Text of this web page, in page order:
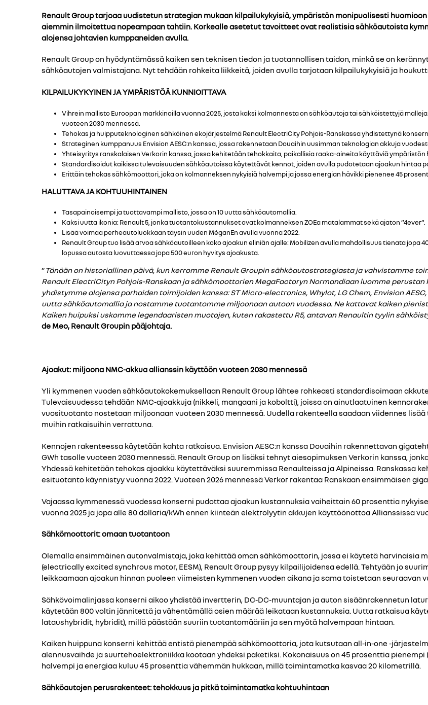
Renault Group tarjoaa uudistetun strategian mukaan kilpailukykyisiä, ympäristön monipuolisesti
aiemmin ilmoitettua nopeampaan tahtiin. Korkealle asetetut tavoitteet ovat realistisia sähköautoista
alojensa johtavien kumppaneiden avulla.
Renault Group on hyödyntämässä kaiken sen teknisen tiedon ja tuotannollisen taidon, minkä se on
sähköautojen valmistajana. Nyt tehdään rohkeita liikkeitä, joiden avulla tarjotaan kilpailukykyisiä ja
KILPAILUKYKYINEN JA YMPÄRISTÖÄ KUNNIOITTAVA
Vihrein mallisto Euroopan markkinoilla vuonna 2025, josta kaksi kolmannesta on sähköautoja tai sähköistettyjä
vuoteen 2030 mennessä.
Tehokas ja huipputeknologinen sähköinen ekojärjestelmä Renault ElectriCity Pohjois-Ranskassa yhdistettynä
Strateginen kumppanuus Envision AESC:n kanssa, jossa rakennetaan Douaihin uusimman teknologian akkuja
Yhteisyritys ranskalaisen Verkorin kanssa, jossa kehitetään tehokkaita, paikallisia raaka-aineita käyttäviä ympäristön
Standardisoidut kaikissa tulevaisuuden sähköautoissa käytettävät kennot, joiden avulla pudotetaan ajoakun hintaa
Erittäin tehokas sähkömoottori, joka on kolmanneksen nykyisiä halvempi ja jossa energian hävikki pienenee 45
HALUTTAVA JA KOHTUUHINTAINEN
Tasapainoisempi ja tuottavampi mallisto, jossa on 10 uutta sähköautomallia.
Kaksi uutta ikonia: Renault 5, jonka tuotantokustannukset ovat kolmanneksen ZOEa matalammat sekä ajaton ”4ever”.
Lisää voimaa perheautoluokkaan täysin uuden MéganEn avulla vuonna 2022.
Renault Group tuo lisää arvoa sähköautoilleen koko ajoakun eliniän ajalle: Mobilizen avulla mahdollisuus tienata jopa
lopussa autosta luovuttaessa jopa 500 euron hyvitys ajoakusta.
”Tänään on historiallinen päivä, kun kerromme Renault Groupin sähköautostrategiasta ja vahvistamme
Renault ElectriCityn Pohjois-Ranskaan ja sähkömoottorien MegaFactoryn Normandiaan luomme
yhdistymme alojensa parhaiden toimijoiden kanssa: ST Micro-electronics, Whylot, LG Chem, Envision
uutta sähköautomallia ja nostamme tuotantomme miljoonaan autoon vuodessa. Ne kattavat kaiken
Kaiken huipuksi uskomme legendaaristen muotojen, kuten rakastettu R5, antavan Renaultin tyylin
de Meo, Renault Groupin pääjohtaja.
Ajoakut: miljoona NMC-akkua allianssin käyttöön vuoteen 2030 mennessä
Yli kymmenen vuoden sähköautokokemuksellaan Renault Group lähtee rohkeasti standardisoimaan
Tulevaisuudessa tehdään NMC-ajoakkuja (nikkeli, mangaani ja koboltti), joissa on ainutlaatuinen
vuosituotanto nostetaan miljoonaan vuoteen 2030 mennessä. Uudella rakenteella saadaan viidennes
muihin ratkaisuihin verrattuna.
Kennojen rakenteessa käytetään kahta ratkaisua. Envision AESC:n kanssa Douaihin rakennettavan
GWh tasolle vuoteen 2030 mennessä. Renault Group on lisäksi tehnyt aiesopimuksen Verkorin kanssa,
Yhdessä kehitetään tehokas ajoakku käytettäväksi suuremmissa Renaulteissa ja Alpineissa. Ranskassa
esituotanto käynnistyy vuonna 2022. Vuoteen 2026 mennessä Verkor rakentaa Ranskaan ensimmäisen
Vajaassa kymmenessä vuodessa konserni pudottaa ajoakun kustannuksia vaiheittain 60 prosenttia
vuonna 2025 ja jopa alle 80 dollaria/kWh ennen kiinteän elektrolyytin akkujen käyttöönottoa Allianssissa
Sähkömoottorit: omaan tuotantoon
Olemalla ensimmäinen autonvalmistaja, joka kehittää oman sähkömoottorin, jossa ei käytetä
(electrically excited synchrous motor, EESM), Renault Group pysyy kilpailijoidensa edellä. Tehtyään jo
leikkaamaan ajoakun hinnan puoleen viimeisten kymmenen vuoden aikana ja sama toistetaan seuraavan
Sähkövoimalinjassa konserni aikoo yhdistää invertterin, DC-DC-muuntajan ja auton sisäänrakennetun
käytetään 800 voltin jännitettä ja vähentämällä osien määrää leikataan kustannuksia. Uutta ratkaisua
lataushybridit, hybridit), millä päästään suuriin tuotantomääriin ja sen myötä halvempaan hintaan.
Kaiken huippuna konserni kehittää entistä pienempää sähkömoottoria, jota kutsutaan all-in-one -
alennusvaihde ja suurtehoelektroniikka kootaan yhdeksi paketiksi. Kokonaisuus on 45 prosenttia
halvempi ja energiaa kuluu 45 prosenttia vähemmän hukkaan, millä toimintamatka kasvaa 20 kilometrillä.
Sähköautojen perusrakenteet: tehokkuus ja pitkä toimintamatka kohtuuhintaan